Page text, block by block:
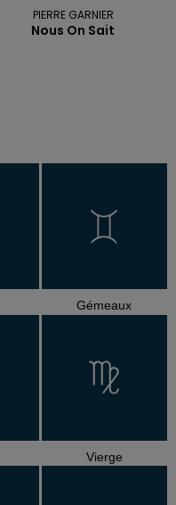
PIERRE GARNIER
Nous On Sait
Gémeaux
Vierge